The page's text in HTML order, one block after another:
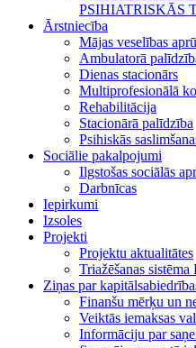
PSIHIATRISKĀS
Ārstniecība
Mājas veselības
Ambulatorā
Dienas stacionārs
Multiprofesionālā
Rehabilitācija
Stacionārā palīdzība
Psihiskās
Sociālie pakalpojumi
Ilgstošas sociālās
Darbnīcas
Iepirkumi
Izsoles
Projekti
Projektu aktualitātes
Triažēšanas sistēma
Ziņas par
Finanšu mērķu un
Veiktās iemaksas
Informāciju par